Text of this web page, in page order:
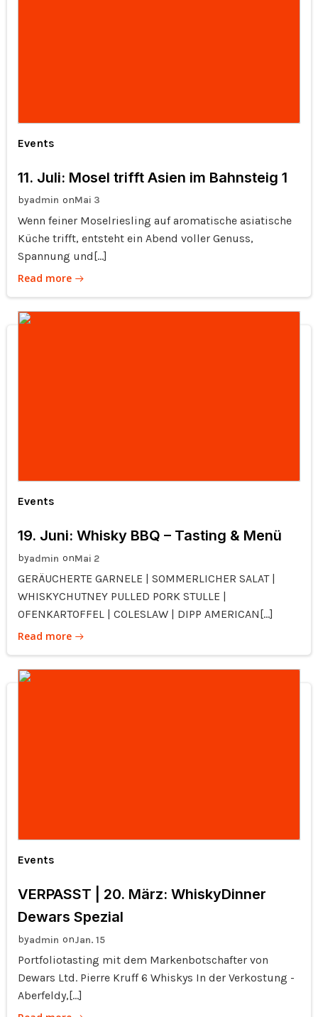
Events
11. Juli: Mosel trifft Asien im Bahnsteig 1
byadmin onMai 3
Wenn feiner Moselriesling auf aromatische asiatische
Küche trifft, entsteht ein Abend voller Genuss,
Spannung und[…]
Read more
Events
19. Juni: Whisky BBQ – Tasting & Menü
byadmin onMai 2
GERÄUCHERTE GARNELE | SOMMERLICHER SALAT |
WHISKYCHUTNEY PULLED PORK STULLE |
OFENKARTOFFEL | COLESLAW | DIPP AMERICAN[…]
Read more
Events
VERPASST | 20. März: WhiskyDinner
Dewars Spezial
byadmin onJan. 15
Portfoliotasting mit dem Markenbotschafter von
Dewars Ltd. Pierre Kruff 6 Whiskys In der Verkostung -
Aberfeldy,[…]